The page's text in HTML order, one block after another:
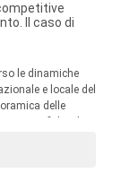
Il caso di
le dinamiche
e locale del
delle
al distretto di